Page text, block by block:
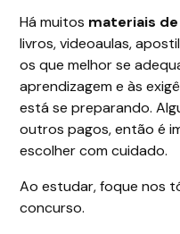
Há muitos materiais
livros, videoaulas,
os que melhor se
aprendizagem e às
está se preparando.
outros pagos, então é
escolher com cuidado.
Ao estudar, foque nos
concurso.